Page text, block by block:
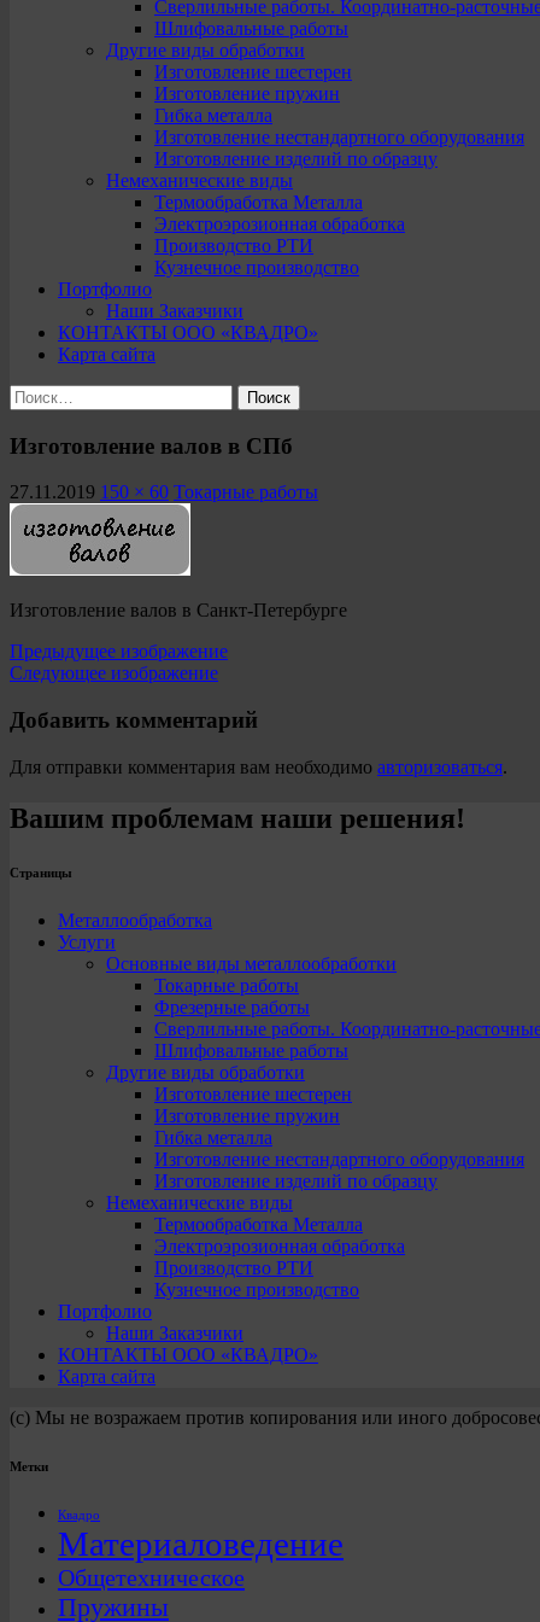
Сверлильные работы. Координатно-
Шлифовальные работы
Другие виды обработки
Изготовление шестерен
Изготовление пружин
Гибка металла
Изготовление нестандартного оборудования
Изготовление изделий по образцу
Немеханические виды
Термообработка Металла
Электроэрозионная обработка
Производство РТИ
Кузнечное производство
Портфолио
Наши Заказчики
КОНТАКТЫ ООО «КВАДРО»
Карта сайта
Найти:
Изготовление валов в СПб
27.11.2019 150 × 60 Токарные работы
Изготовление валов в Санкт-Петербурге
Предыдущее изображение
Следующее изображение
Добавить комментарий
Для отправки комментария вам необходимо авторизоваться.
Вашим проблемам наши решения!
Страницы
Металлообработка
Услуги
Основные виды металлообработки
Токарные работы
Фрезерные работы
Сверлильные работы. Координатно-
Шлифовальные работы
Другие виды обработки
Изготовление шестерен
Изготовление пружин
Гибка металла
Изготовление нестандартного оборудования
Изготовление изделий по образцу
Немеханические виды
Термообработка Металла
Электроэрозионная обработка
Производство РТИ
Кузнечное производство
Портфолио
Наши Заказчики
КОНТАКТЫ ООО «КВАДРО»
Карта сайта
(с) Мы не возражаем против копирования или иного
Метки
Квадро
Материаловедение
Общетехническое
Пружины